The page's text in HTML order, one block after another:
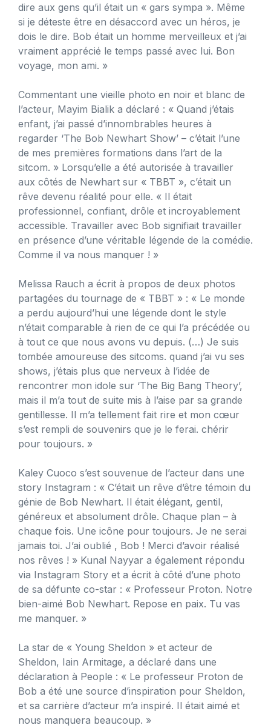
dire aux gens qu’il était un « gars sympa ». Même
si je déteste être en désaccord avec un héros, je
dois le dire. Bob était un homme merveilleux et j’ai
vraiment apprécié le temps passé avec lui. Bon
voyage, mon ami. »
Commentant une vieille photo en noir et blanc de
l’acteur, Mayim Bialik a déclaré : « Quand j’étais
enfant, j’ai passé d’innombrables heures à
regarder ‘The Bob Newhart Show’ – c’était l’une
de mes premières formations dans l’art de la
sitcom. » Lorsqu’elle a été autorisée à travailler
aux côtés de Newhart sur « TBBT », c’était un
rêve devenu réalité pour elle. « Il était
professionnel, confiant, drôle et incroyablement
accessible. Travailler avec Bob signifiait travailler
en présence d’une véritable légende de la comédie.
Comme il va nous manquer ! »
Melissa Rauch a écrit à propos de deux photos
partagées du tournage de « TBBT » : « Le monde
a perdu aujourd’hui une légende dont le style
n’était comparable à rien de ce qui l’a précédée ou
à tout ce que nous avons vu depuis. (…) Je suis
tombée amoureuse des sitcoms. quand j’ai vu ses
shows, j’étais plus que nerveux à l’idée de
rencontrer mon idole sur ‘The Big Bang Theory’,
mais il m’a tout de suite mis à l’aise par sa grande
gentillesse. Il m’a tellement fait rire et mon cœur
s’est rempli de souvenirs que je le ferai. chérir
pour toujours. »
Kaley Cuoco s’est souvenue de l’acteur dans une
story Instagram : « C’était un rêve d’être témoin du
génie de Bob Newhart. Il était élégant, gentil,
généreux et absolument drôle. Chaque plan – à
chaque fois. Une icône pour toujours. Je ne serai
jamais toi. J’ai oublié , Bob ! Merci d’avoir réalisé
nos rêves ! » Kunal Nayyar a également répondu
via Instagram Story et a écrit à côté d’une photo
de sa défunte co-star : « Professeur Proton. Notre
bien-aimé Bob Newhart. Repose en paix. Tu vas
me manquer. »
La star de « Young Sheldon » et acteur de
Sheldon, Iain Armitage, a déclaré dans une
déclaration à People : « Le professeur Proton de
Bob a été une source d’inspiration pour Sheldon,
et sa carrière d’acteur m’a inspiré. Il était aimé et
nous manquera beaucoup. »